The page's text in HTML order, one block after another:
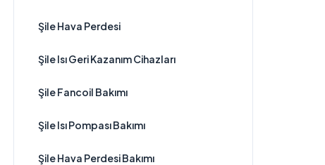
Şile Hava Perdesi
Şile Isı Geri Kazanım Cihazları
Şile Fancoil Bakımı
Şile Isı Pompası Bakımı
Şile Hava Perdesi Bakımı